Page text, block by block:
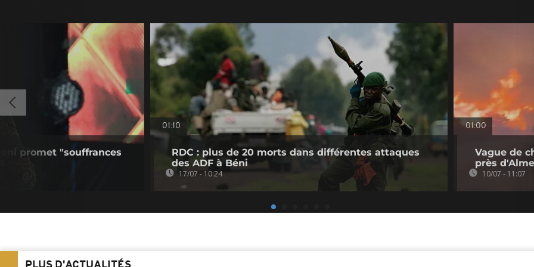
promet "souffrances
01:10
RDC : plus de 20 morts dans différentes attaques
des ADF à Béni
17/07 - 10:24
01:00
Vague de
près
10/07 - 11:07